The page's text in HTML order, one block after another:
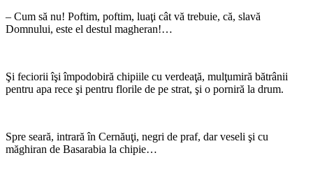
– Cum să nu! Poftim, poftim, luaţi cât vă trebuie, că, slavă
Domnului, este el destul magheran!…
Şi feciorii îşi împodobiră chipiile cu verdeaţă, mulţumiră bătrânii
pentru apa rece şi pentru florile de pe strat, şi o porniră la drum.
Spre seară, intrară în Cernăuţi, negri de praf, dar veseli şi cu
măghiran de Basarabia la chipie…